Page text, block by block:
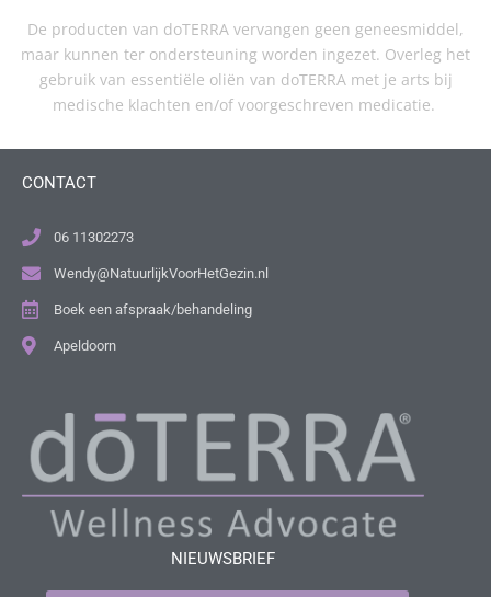
De producten van doTERRA vervangen geen geneesmiddel,
maar kunnen ter ondersteuning worden ingezet. Overleg het
gebruik van essentiële oliën van doTERRA met je arts bij
medische klachten en/of voorgeschreven medicatie.
CONTACT
06 11302273
Wendy@NatuurlijkVoorHetGezin.nl
Boek een afspraak/behandeling
Apeldoorn
NIEUWSBRIEF